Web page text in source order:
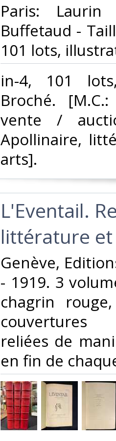
‎Paris:
Buffetaud -
101 lots,
‎in-4, 101
Broché.
vente /
Apollinaire,
arts].‎
‎L'Eventail.
littérature et
‎Genève,
- 1919. 3
chagrin
couvertures
reliées de
en fin de